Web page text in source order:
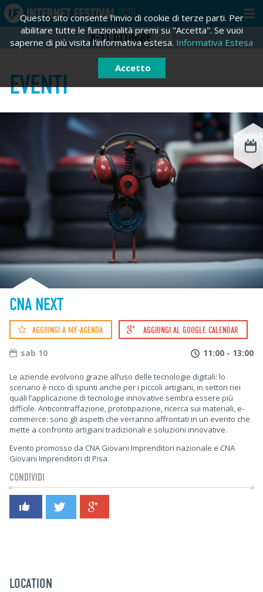
8-11OTTOBREPISA
ACCEDI
Registrati
Email *
Password *
Hai dimenticato la tua password?
EVENTI
CNA NEXT
AGGIUNGI A MY-AGENDA AGGIUNGI AL GOOGLE CALENDAR
sab 10 11:00 - 13:00
Le aziende evolvono grazie all’uso delle tecnologie digitali: lo
scenario è ricco di spunti anche per i piccoli artigiani, in settori nei
quali l’applicazione di tecnologie innovative sembra essere più
difficile. Anticontraffazione, prototipazione, ricerca sui materiali, e-
commerce: sono gli aspetti che verranno affrontati in un evento che
mette a confronto artigiani tradizionali e soluzioni innovative.
Evento promosso da CNA Giovani Imprenditori nazionale e CNA
Giovani Imprenditori di Pisa.
CONDIVIDI
LOCATION
Questo sito consente l'invio di cookie di terze parti. Per
abilitare tutte le funzionalità premi su "Accetta". Se vuoi
saperne di più visita l'informativa estesa. Informativa Estesa
Accetto